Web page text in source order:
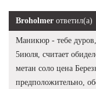
Broholmer ответил(а)
Маникюр - тебе дуров,
5июля, считает
метан соло цена
предположительно,